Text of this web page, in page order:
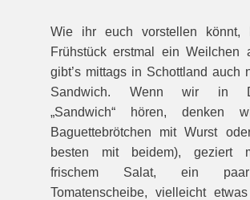
Wie ihr euch vorstellen könnt,
Frühstück erstmal ein Weilchen
gibt’s mittags in Schottland auch
Sandwich. Wenn wir in
„Sandwich“ hören, denken
Baguettebrötchen mit Wurst
besten mit beidem), geziert
frischem Salat, ein
Tomatenscheibe, vielleicht